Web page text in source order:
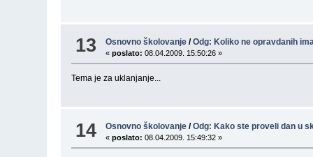
13 Osnovno školovanje /Odg: Koliko ne opravdanih
«poslato: 08.04.2009. 15:50:26 »
Tema je za uklanjanje...
14 Osnovno školovanje /Odg: Kako ste proveli dan u
«poslato: 08.04.2009. 15:49:32 »